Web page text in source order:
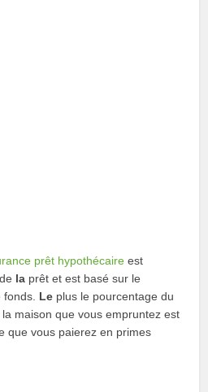
prêt hypothécaire est
la prêt et est basé sur le
Le plus le pourcentage du
maison que vous empruntez est
que vous paierez en primes